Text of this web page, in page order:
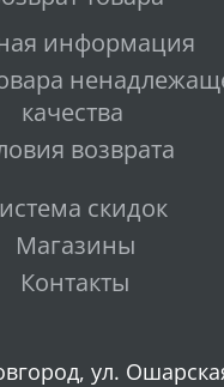
информация
качества
возврата
скидок
Магазины
Контакты
ул.